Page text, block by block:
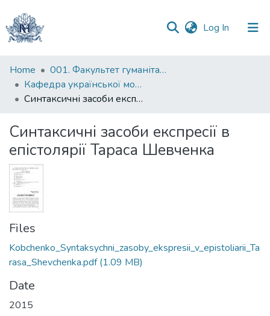
Log In (current)
Communities
&
Collections
Statistics
Home
001. Факультет гуманітарних наук
Кафедра української мови
Синтаксичні засоби експресії в епістолярії Тараса Шевченка
Синтаксичні засоби експресії в
епістолярії Тараса Шевченка
Files
Kobchenko_Syntaksychni_zasoby_ekspresii_v_epistoliarii_Ta
rasa_Shevchenka.pdf(1.09 MB)
Date
2015